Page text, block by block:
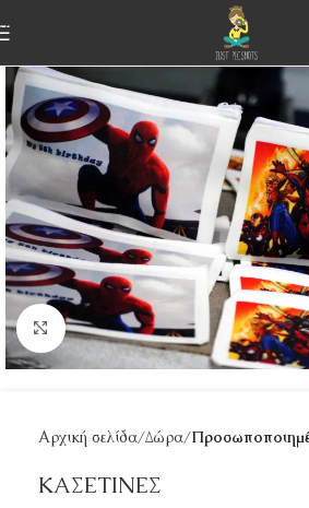
Skip to navigation
Skip to main content
Κάντε κλικ για μεγέθυνση
Αρχική σελίδα Δώρα
ΚΑΣΕΤΙΝΕΣ